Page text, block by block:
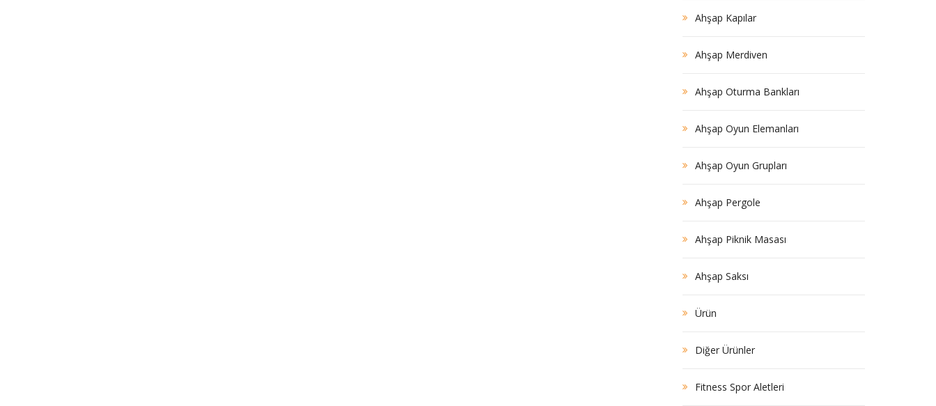
Ahşap Kapılar
Ahşap Merdiven
Ahşap Oturma Bankları
Ahşap Oyun Elemanları
Ahşap Oyun Grupları
Ahşap Pergole
Ahşap Piknik Masası
Ahşap Saksı
Ürün
Diğer Ürünler
Fitness Spor Aletleri